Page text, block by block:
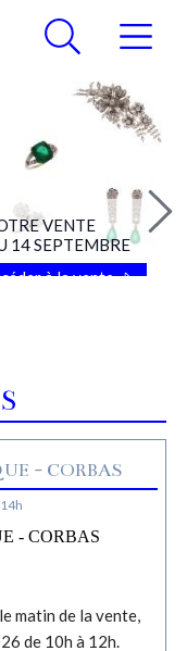
VENTE
14 SEPTEMBRE
à la vente
- CORBAS
- CORBAS
matin de la vente,
de 10h à 12h.